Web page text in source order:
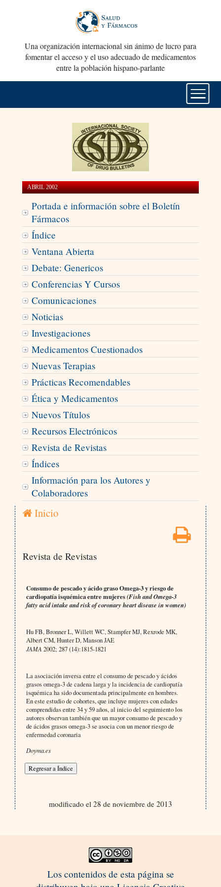
Una organización internacional sin ánimo de lucro para
fomentar el acceso y el uso adecuado de medicamentos
entre la población hispano-parlante
ABRIL 2002
Portada e información sobre el Boletín
Fármacos
Índice
Ventana Abierta
Debate: Genericos
Conferencias Y Cursos
Comunicaciones
Noticias
Investigaciones
Medicamentos Cuestionados
Nuevas Terapias
Prácticas Recomendables
Ética y Medicamentos
Nuevos Títulos
Recursos Electrónicos
Revista de Revistas
Índices
Información para los Autores y
Colaboradores
Inicio
Revista de Revistas
Consumo de pescado y ácido graso Omega-3 y riesgo de
cardiopatía isquémica entre mujeres(Fish and Omega-3
fatty acid intake and risk of coronary heart disease in women)
Hu FB, Bronner L, Willett WC, Stampfer MJ, Rexrode MK,
Albert CM, Hunter D, Manson JAE
JAMA 2002; 287 (14):1815-1821
La asociación inversa entre el consumo de pescado y ácidos
grasos omega-3 de cadena larga y la incidencia de cardiopatía
isquémica ha sido documentada principalmente en hombres.
En este estudio de cohortes, que incluye mujeres con edades
comprendidas entre 34 y 59 años, al inicio del seguimiento los
autores observan también que un mayor consumo de pescado y
de ácidos grasos omega-3 se asocia con un menor riesgo de
enfermedad coronaria
Doyma.es
modificado el 28 de noviembre de 2013
Los contenidos de esta página se